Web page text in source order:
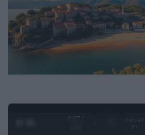
0:28 /